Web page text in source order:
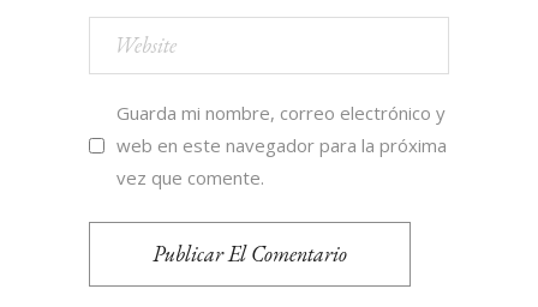
Guarda mi nombre, correo electrónico y
web en este navegador para la próxima
vez que comente.
Publicar El Comentario